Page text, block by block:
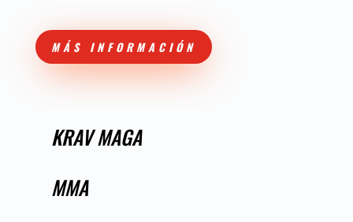
MÁS INFORMACIÓN
KRAV MAGA
MMA